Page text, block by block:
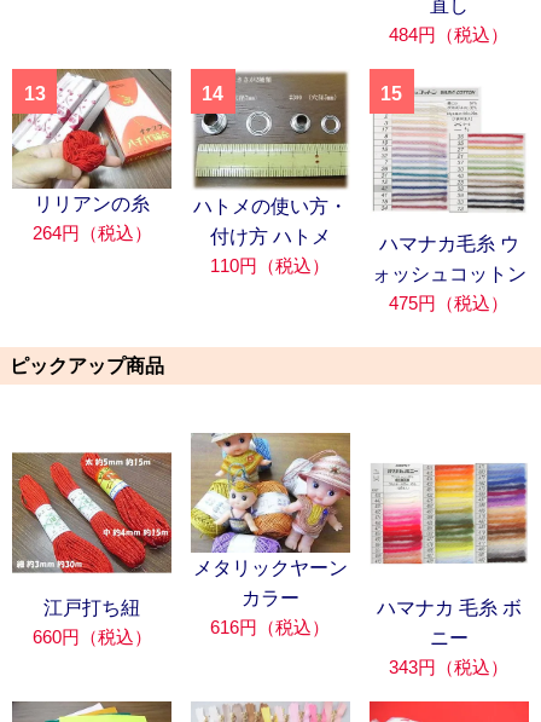
直し
484円（税込）
13
リリアンの糸
264円（税込）
14
ハトメの使い方・
付け方 ハトメ
110円（税込）
15
ハマナカ毛糸 ウ
ォッシュコットン
475円（税込）
ピックアップ商品
江戸打ち紐
660円（税込）
メタリックヤーン
カラー
616円（税込）
ハマナカ 毛糸 ボ
ニー
343円（税込）